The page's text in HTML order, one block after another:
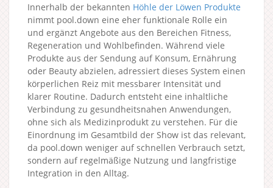
Innerhalb der bekannten Höhle der Löwen Produkte
nimmt pool.down eine eher funktionale Rolle ein
und ergänzt Angebote aus den Bereichen Fitness,
Regeneration und Wohlbefinden. Während viele
Produkte aus der Sendung auf Konsum, Ernährung
oder Beauty abzielen, adressiert dieses System einen
körperlichen Reiz mit messbarer Intensität und
klarer Routine. Dadurch entsteht eine inhaltliche
Verbindung zu gesundheitsnahen Anwendungen,
ohne sich als Medizinprodukt zu verstehen. Für die
Einordnung im Gesamtbild der Show ist das relevant,
da pool.down weniger auf schnellen Verbrauch setzt,
sondern auf regelmäßige Nutzung und langfristige
Integration in den Alltag.